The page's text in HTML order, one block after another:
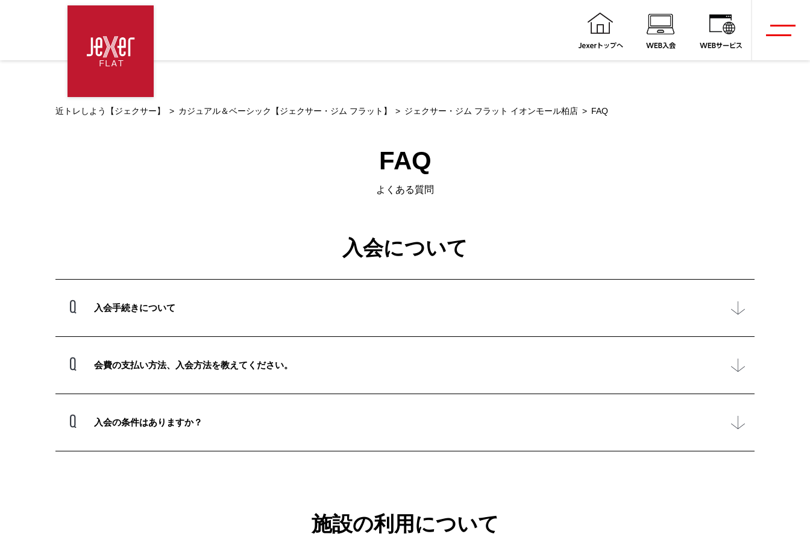
近トレしよう【ジェクサー】 カジュアル＆ベーシック【ジェクサー・ジム フラット】 ジェクサー・ジム フラット イオンモール柏店 FAQ
FAQ
よくある質問
入会について
入会手続きについて
会費の支払い方法、入会方法を教えてください。
入会の条件はありますか？
施設の利用について